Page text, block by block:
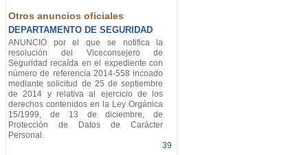
Otros anuncios oficiales
DEPARTAMENTO DE SEGURIDAD
ANUNCIO por el que se notifica la
resolución del Viceconsejero de
Seguridad recaída en el expediente con
número de referencia 2014-558 incoado
mediante solicitud de 25 de septiembre
de 2014 y relativa al ejercicio de los
derechos contenidos en la Ley Orgánica
15/1999, de 13 de diciembre, de
Protección de Datos de Carácter
Personal.
39